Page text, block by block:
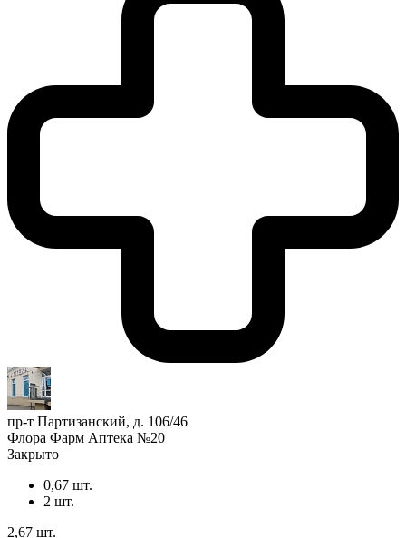
пр-т Партизанский, д. 106/46
Флора Фарм Аптека №20
Закрыто
0,67 шт.
2 шт.
2,67 шт.